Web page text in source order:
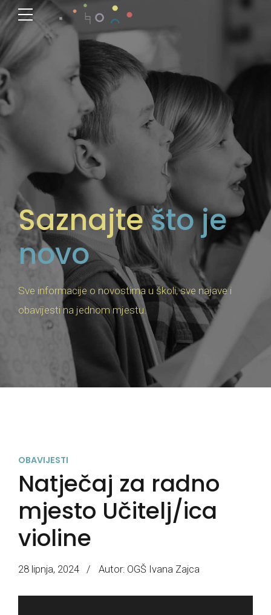
Saznajtešto je
novo
Sve informacije o novostima u školi, sve najave i
obavijesti na jednom mjestu.
OBAVIJESTI
Natječaj za radno
mjesto Učitelj/ica
violine
28 lipnja, 2024 Autor: OGŠ Ivana Zajca